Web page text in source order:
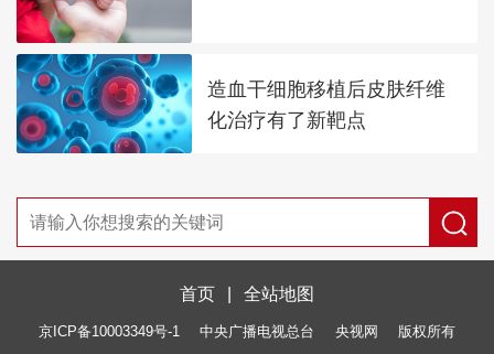
造血干细胞移植后皮肤纤维
化治疗有了新靶点
首页 全站地图
京ICP备10003349号-1 中央广播电视总台 央视网 版权所有